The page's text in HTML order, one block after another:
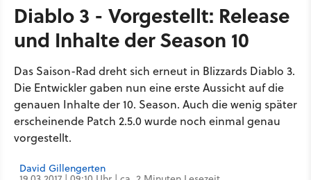
Diablo 3 - Vorgestellt: Release
und Inhalte der Season 10
Das Saison-Rad dreht sich erneut in Blizzards Diablo 3.
Die Entwickler gaben nun eine erste Aussicht auf die
genauen Inhalte der 10. Season. Auch die wenig später
erscheinende Patch 2.5.0 wurde noch einmal genau
vorgestellt.
David Gillengerten